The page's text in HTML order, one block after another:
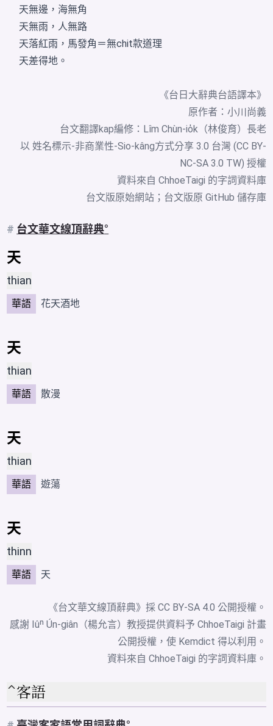
天無邊，海無角
天無雨，人無路
天落紅雨，馬發角＝無chit款道理
天差得地。
《台日大辭典台語譯本》
原作者：小川尚義
台文翻譯kap編修：Lîm Chùn-io̍k（林俊育）長老
以 姓名標示-非商業性-Sio-kâng方式分享 3.0 台灣 (CC BY-
NC-SA 3.0 TW) 授權
資料來自 ChhoeTaigi 的字詞資料庫
台文版原始網站； 台文版原 GitHub 儲存庫
# 台文華文線頂辭典
天
thian
華語 花天酒地
天
thian
華語 散漫
天
thian
華語 遊蕩
天
thinn
華語 天
《台文華文線頂辭典》採 CC BY-SA 4.0 公開授權。
感謝 Iûⁿ Ún-giân（楊允言）教授提供資料予 ChhoeTaigi 計畫
公開授權，使 Kemdict 得以利用。
資料來自 ChhoeTaigi 的字詞資料庫。
客語